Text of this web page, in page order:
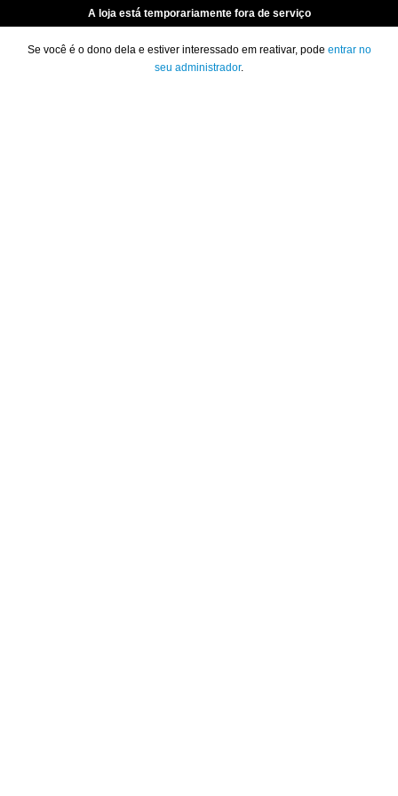
A loja está temporariamente fora de serviço
Se você é o dono dela e estiver interessado em reativar, pode entrar no
seu administrador.